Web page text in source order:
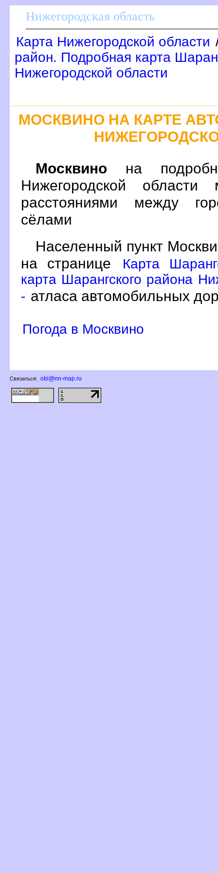
Нижегородская область
Карта Нижегородской области
район. Подробная карта
Нижегородской области
МОСКВИНО НА КАРТЕ
Москвино на
Нижегородской
расстояниями между
сёлами
Населенный пункт
на странице
Карта
карта Шарангского района
- атласа автомобильных
Погода в Москвино
Связаться: obl@nn-map.ru